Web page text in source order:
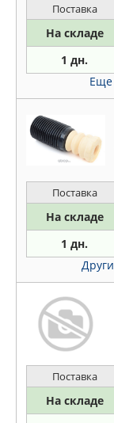
Поставка
На складе
1 дн.
Еще
Поставка
На складе
1 дн.
Поставка
На складе